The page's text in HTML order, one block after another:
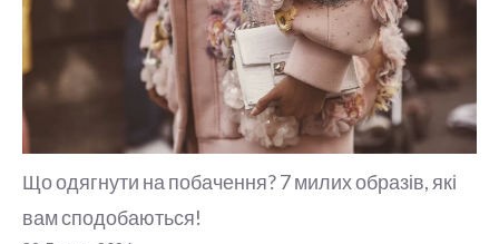
Що одягнути на побачення? 7 милих образів, які
вам сподобаються!